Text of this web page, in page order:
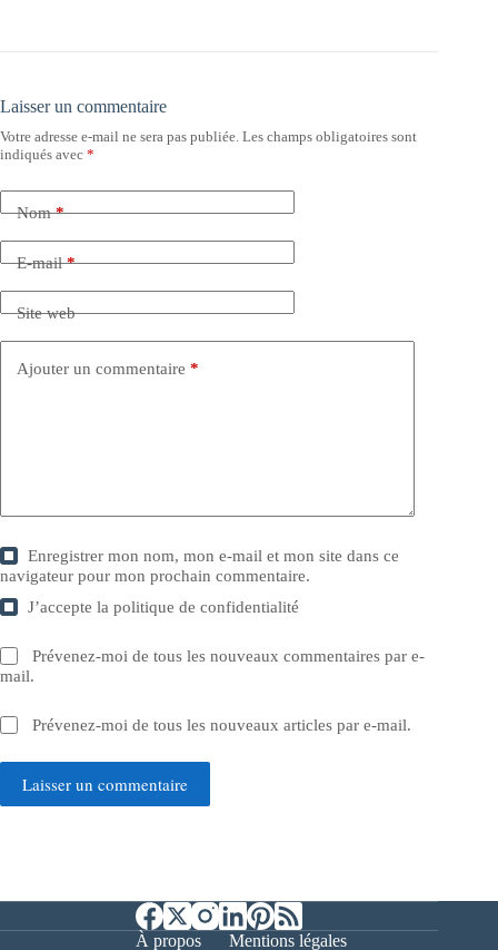
Laisser un commentaire
Votre adresse e-mail ne sera pas publiée. Les champs obligatoires sont
indiqués avec *
Nom*
E-mail*
Site web
Ajouter un commentaire *
Enregistrer mon nom, mon e-mail et mon site dans ce
navigateur pour mon prochain commentaire.
J’accepte lapolitique de confidentialité
Prévenez-moi de tous les nouveaux commentaires par e-
mail.
Prévenez-moi de tous les nouveaux articles par e-mail.
Laisser un commentaire
À propos Mentions légales